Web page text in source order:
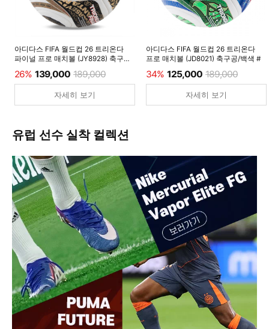
아디다스 FIFA 월드컵 26 트리온다
파이널 프로 매치볼 (JY8928) 축구공/
26% 139,000 189,000
자세히 보기
아디다스 FIFA 월드컵 26 트리온다
프로 매치볼 (JD8021) 축구공/백색 #
34% 125,000 189,000
자세히 보기
유럽 선수 실착 컬렉션